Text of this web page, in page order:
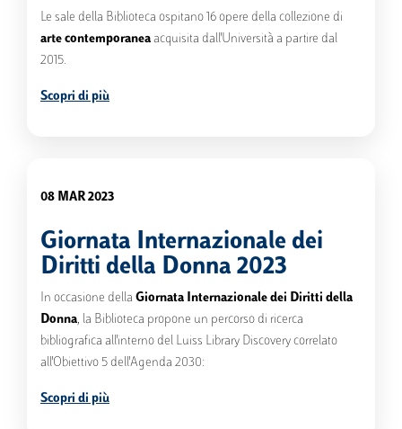
Le sale della Biblioteca ospitano 16 opere della collezione di
arte contemporanea acquisita dall'Università a partire dal
2015.
Scopri di più
08 MAR 2023
Giornata Internazionale dei
Diritti della Donna 2023
In occasione della Giornata Internazionale dei Diritti della
Donna, la Biblioteca propone un percorso di ricerca
bibliografica all'interno del Luiss Library Discovery correlato
all'Obiettivo 5 dell'Agenda 2030:
Scopri di più